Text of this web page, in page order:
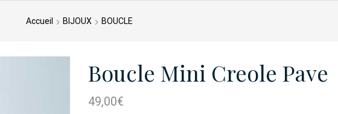
Accueil BIJOUX BOUCLE
Boucle Mini Creole Pave
49,00€